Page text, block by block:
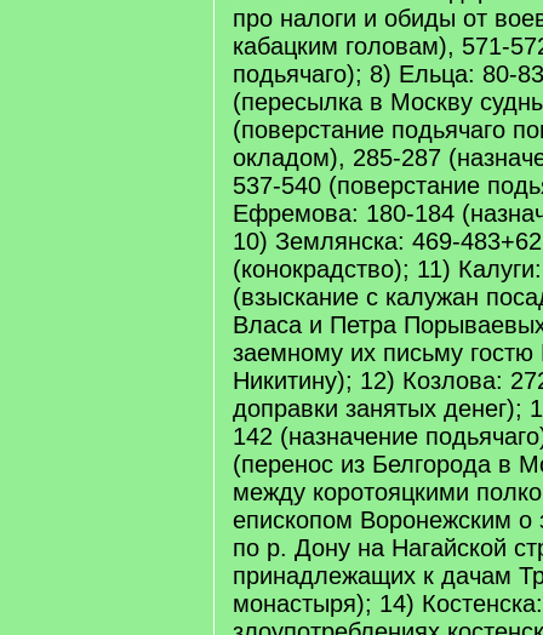
про налоги и обиды от
кабацким головам), 571-
подьячаго); 8) Ельца: 80-
(пересылка в Москву
(поверстание подьячаго
окладом), 285-287
537-540 (поверстание
Ефремова: 180-184
10) Землянска: 469-
(конокрадство); 11)
(взыскание с калужан
Власа и Петра
заемному их письму гостю
Никитину); 12) Козлова:
доправки занятых денег);
142 (назначение
(перенос из Белгорода в
между коротояцкими
епископом Воронежским о
по р. Дону на Нагайской
принадлежащих к дачам
монастыря); 14)